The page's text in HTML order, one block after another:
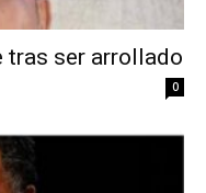
tras ser arrollado
0